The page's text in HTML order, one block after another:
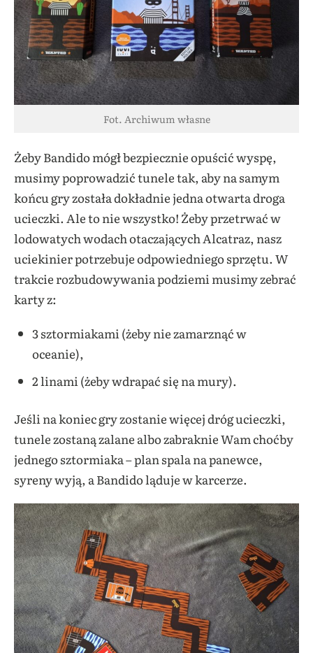
Fot. Archiwum własne
Żeby Bandido mógł bezpiecznie opuścić wyspę,
musimy poprowadzić tunele tak, aby na samym
końcu gry została dokładnie jedna otwarta droga
ucieczki. Ale to nie wszystko! Żeby przetrwać w
lodowatych wodach otaczających Alcatraz, nasz
uciekinier potrzebuje odpowiedniego sprzętu. W
trakcie rozbudowywania podziemi musimy zebrać
karty z:
3 sztormiakami (żeby nie zamarznąć w
oceanie),
2 linami (żeby wdrapać się na mury).
Jeśli na koniec gry zostanie więcej dróg ucieczki,
tunele zostaną zalane albo zabraknie Wam choćby
jednego sztormiaka – plan spala na panewce,
syreny wyją, a Bandido ląduje w karcerze.